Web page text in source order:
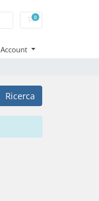
0Carrello
Account
Ricerca